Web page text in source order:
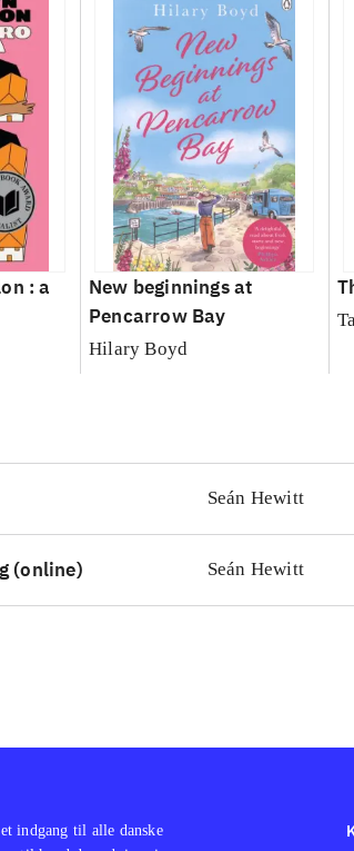
: a
New beginnings at
Pencarrow Bay
Hilary Boyd
Seán Hewitt
(online) Seán Hewitt
indgang til alle danske